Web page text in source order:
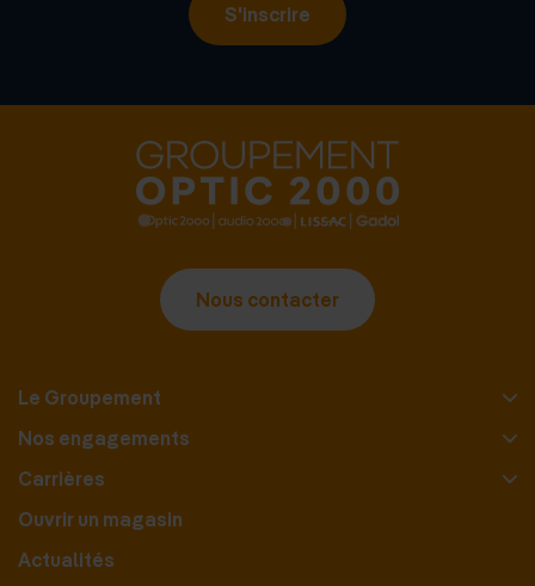
Nous contacter
Le Groupement
Nos engagements
Carrières
Ouvrir un magasin
Actualités
S'inscrire